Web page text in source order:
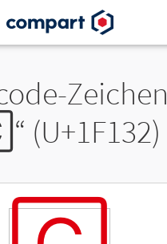
Zeichen
“ (U+1F132)